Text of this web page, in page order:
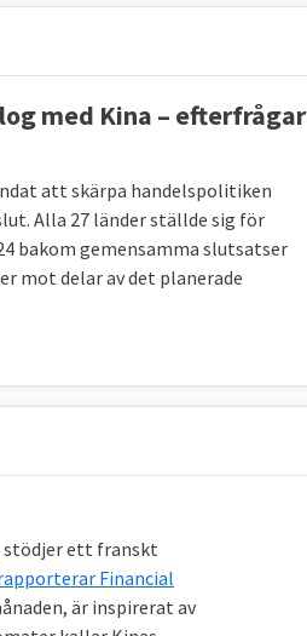
den globala utvecklingen
Kina för regelbundna
de olika områdena.
av kultur,
en kampanj kallad,
att resa mellan platserna.
och
interna angelägenheter.
med Kina – efterfrågar
att skärpa handelspolitiken
Alla 27 länder ställde sig för
bakom gemensamma slutsatser
mot delar av det planerade
stödjer ett franskt
Financial
är inspirerat av